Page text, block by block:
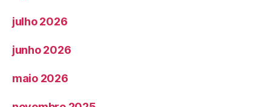
julho 2026
junho 2026
maio 2026